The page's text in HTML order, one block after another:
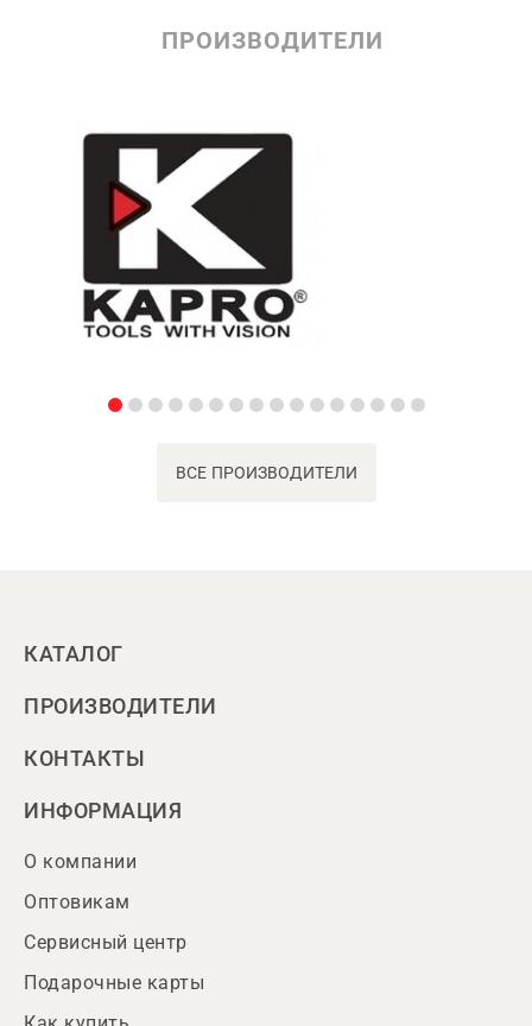
ПРОИЗВОДИТЕЛИ
ВСЕ ПРОИЗВОДИТЕЛИ
КАТАЛОГ
ПРОИЗВОДИТЕЛИ
КОНТАКТЫ
ИНФОРМАЦИЯ
О компании
Оптовикам
Сервисный центр
Подарочные карты